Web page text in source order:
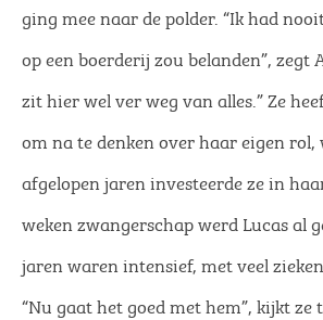
ging mee naar de polder. “Ik had
op een boerderij zou belanden”, zegt
zit hier wel ver weg van alles.” Ze
om na te denken over haar eigen rol,
afgelopen jaren investeerde ze in
weken zwangerschap werd Lucas al
jaren waren intensief, met veel
“Nu gaat het goed met hem”, kijkt